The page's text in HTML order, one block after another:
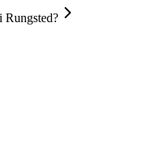
Rungsted?